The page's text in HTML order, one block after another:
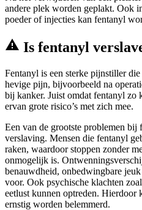
andere plek worden geplakt. Ook
poeder of injecties kan fentanyl
Is fentanyl
Fentanyl is een sterke pijnstiller
hevige pijn, bijvoorbeeld na
bij kanker. Juist omdat fentanyl zo
ervan grote risico’s met zich mee.
Een van de grootste problemen bij
verslaving. Mensen die fentanyl
raken, waardoor stoppen zonder
onmogelijk is.
benauwdheid, onbedwingbare
voor. Ook psychische klachten
eetlust kunnen optreden. Hierdoor
ernstig worden belemmerd.